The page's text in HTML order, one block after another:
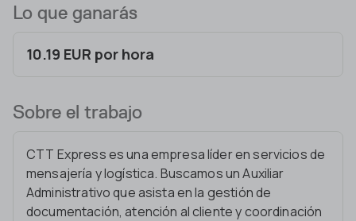
Lo que ganarás
10.19 EUR por hora
Sobre el trabajo
CTT Express es una empresa líder en servicios de
mensajería y logística. Buscamos un Auxiliar
Administrativo que asista en la gestión de
documentación, atención al cliente y coordinación